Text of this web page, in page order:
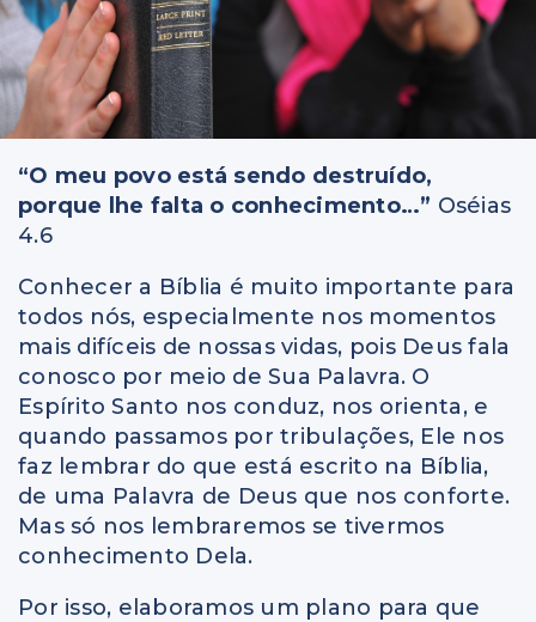
“O meu povo está sendo destruído,
porque lhe falta o conhecimento…” Oséias
4.6
Conhecer a Bíblia é muito importante para
todos nós, especialmente nos momentos
mais difíceis de nossas vidas, pois Deus fala
conosco por meio de Sua Palavra. O
Espírito Santo nos conduz, nos orienta, e
quando passamos por tribulações, Ele nos
faz lembrar do que está escrito na Bíblia,
de uma Palavra de Deus que nos conforte.
Mas só nos lembraremos se tivermos
conhecimento Dela.
Por isso, elaboramos um plano para que